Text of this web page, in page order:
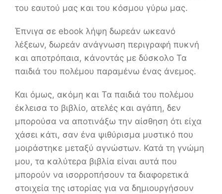
του εαυτού μας και του κόσμου γύρω μας.
Έπνιγα σε ebook λήψη δωρεάν ωκεανό
λέξεων, δωρεάν ανάγνωση περιγραφή πυκνή
και αποτρόπαια, κάνοντάς με δύσκολο Τα
παιδιά του πολέμου παραμένω ένας άνεμος.
Και όμως, ακόμη και Τα παιδιά του πολέμου
έκλεισα το βιβλίο, ατελές και αγάπη, δεν
μπορούσα να αποτινάξω την αίσθηση ότι είχα
χάσει κάτι, σαν ένα ψιθύρισμα μυστικό που
μοιράστηκε μεταξύ αγνώστων. Κατά τη γνώμη
μου, τα καλύτερα βιβλία είναι αυτά που
μπορούν να ισορροπήσουν τα διαφορετικά
στοιχεία της ιστορίας για να δημιουργήσουν